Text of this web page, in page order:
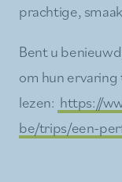
prachtige,
Bent u
om hun ervaring
lezen: https://
be/trips/een-